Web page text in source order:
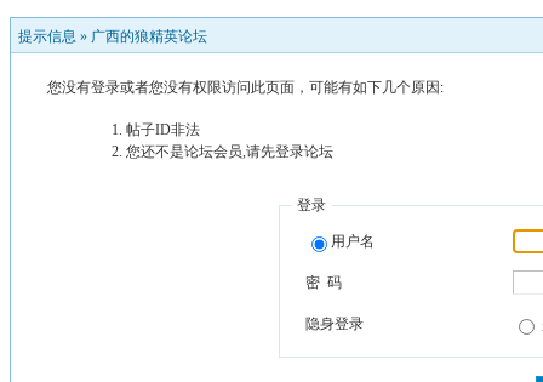
提示信息 » 广西的狼精英论坛
您没有登录或者您没有权限访问此页面，可能有如下几个原因:
帖子ID非法
您还不是论坛会员,请先登录论坛
登录
用户名
密 码
隐身登录